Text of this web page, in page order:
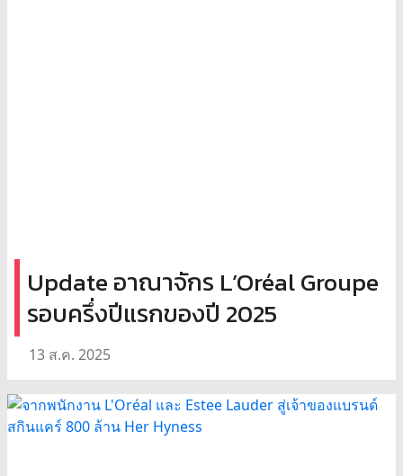
Update อาณาจักร L’Oréal Groupe
รอบครึ่งปีแรกของปี 2025
13 ส.ค. 2025